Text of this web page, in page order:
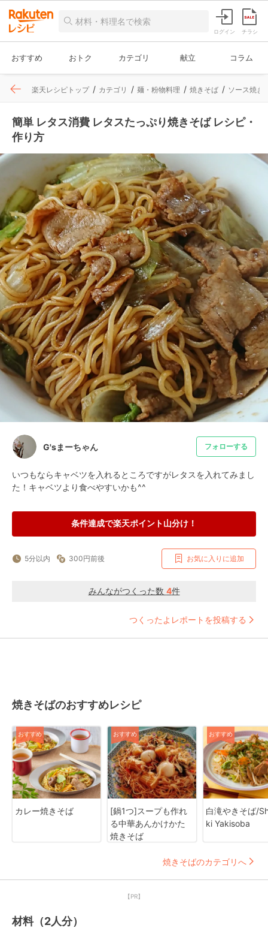
ログイン チラシ
おすすめ おトク カテゴリ 献立 コラム
楽天レシピトップ カテゴリ 麺・粉物料理 焼きそば ソース焼き
簡単 レタス消費 レタスたっぷり焼きそば レシピ・
作り方
G'sまーちゃん フォローする
いつもならキャベツを入れるところですがレタスを入れてみまし
た！キャベツより食べやすいかも^^
条件達成で楽天ポイント山分け！
5分以内 300円前後 お気に入りに追加
みんながつくった数 4件
つくったよレポートを投稿する
焼きそばのおすすめレシピ
おすすめ
カレー焼きそば
おすすめ
[鍋1つ]スープも作れ
る中華あんかけかた
焼きそば
おすすめ
白滝やきそば/
ki Yakisoba
焼きそばのカテゴリへ
【PR】
材料（2人分）